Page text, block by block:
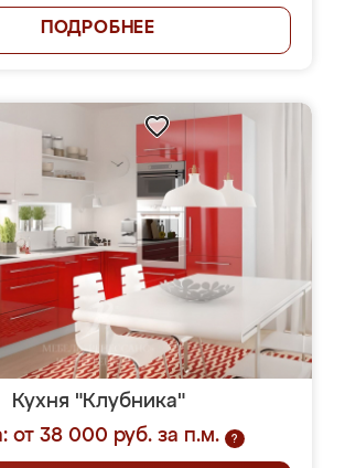
ПОДРОБНЕЕ
Кухня "Клубника"
от 38 000 руб. за п.м.
?